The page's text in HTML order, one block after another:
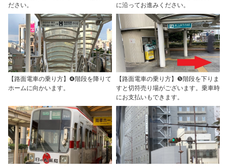
ださい。
に沿ってお進みください。
【路面電車の乗り方】❹階段を降りて
ホームに向かいます。
【路面電車の乗り方】❺階段を下りま
すと切符売り場がございます。乗車時
にお支払いもできます。